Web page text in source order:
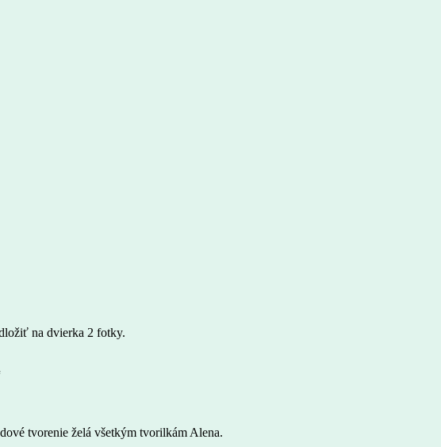
na dvierka 2 fotky.
tvorenie želá všetkým tvorilkám Alena.